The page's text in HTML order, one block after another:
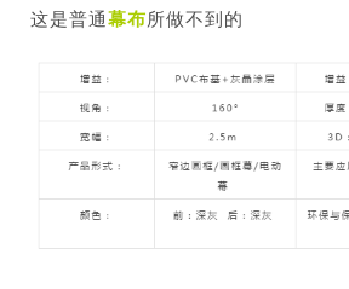
这是普通幕布所做不到的